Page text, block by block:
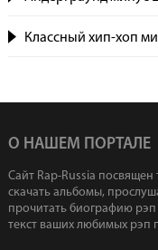
Классный хип-хоп
О НАШЕМ ПОРТАЛЕ
Сайт Rap-Russia
скачать альбомы,
прочитать биографию рэп
текст ваших любимых рэп